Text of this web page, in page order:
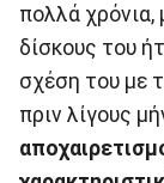
πολλά χρόνια,
δίσκους του
σχέση του με
πριν λίγους